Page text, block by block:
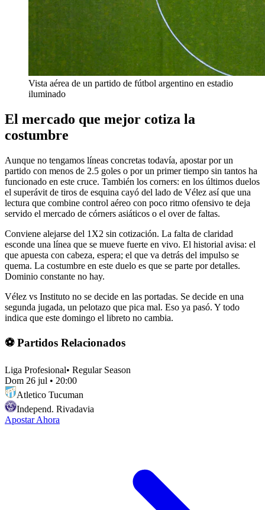
Vista aérea de un partido de fútbol argentino en estadio
iluminado
El mercado que mejor cotiza la
costumbre
Aunque no tengamos líneas concretas todavía, apostar por un
partido con menos de 2.5 goles o por un primer tiempo sin tantos ha
funcionado en este cruce. También los corners: en los últimos duelos
el superávit de tiros de esquina cayó del lado de Vélez así que una
lectura que combine control aéreo con poco ritmo ofensivo te deja
servido el mercado de córners asiáticos o el over de faltas.
Conviene alejarse del 1X2 sin cotización. La falta de claridad
esconde una línea que se mueve fuerte en vivo. El historial avisa: el
que apuesta con cabeza, espera; el que va detrás del impulso se
quema. La costumbre en este duelo es que se parte por detalles.
Dominio constante no hay.
Vélez vs Instituto no se decide en las portadas. Se decide en una
segunda jugada, un pelotazo que pica mal. Eso ya pasó. Y todo
indica que este domingo el libreto no cambia.
⚽ Partidos Relacionados
Liga Profesional• Regular Season
Dom 26 jul • 20:00
Atletico Tucuman
Independ. Rivadavia
Apostar Ahora